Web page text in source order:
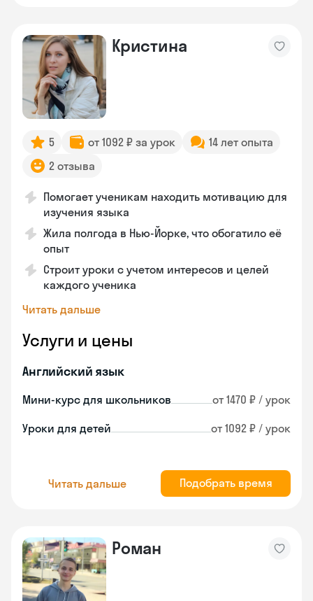
Кристина
5 от 1092 ₽ за урок
14 лет опыта
2 отзыва
Помогает ученикам находить мотивацию для
изучения языка
Жила полгода в Нью-Йорке, что обогатило её
опыт
Строит уроки с учетом интересов и целей
каждого ученика
Читать дальше
Услуги и цены
Английский язык
Мини-курс для школьников от 1470 ₽ / урок
Уроки для детей от 1092 ₽ / урок
Читать дальше Подобрать время
Роман